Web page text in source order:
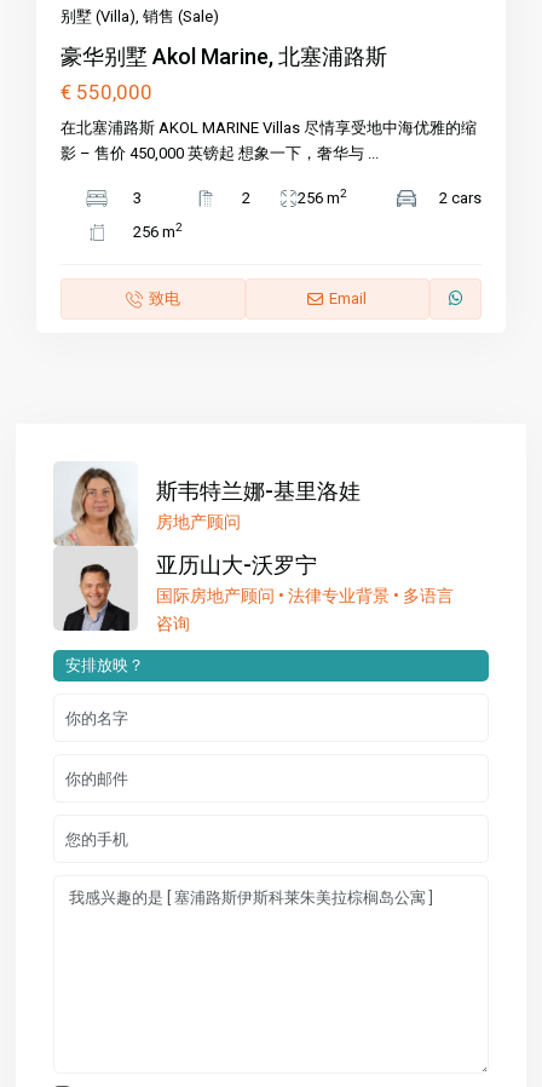
别墅 (Villa),销售 (Sale)
豪华别墅 Akol Marine, 北塞浦路斯
€ 550,000
在北塞浦路斯 AKOL MARINE Villas 尽情享受地中海优雅的缩
影 – 售价 450,000 英镑起 想象一下，奢华与 ...
3 2 256 m2
2 cars
256 m2
致电 Email
斯韦特兰娜-基里洛娃
房地产顾问
亚历山大-沃罗宁
国际房地产顾问 • 法律专业背景 • 多语言
咨询
安排放映？